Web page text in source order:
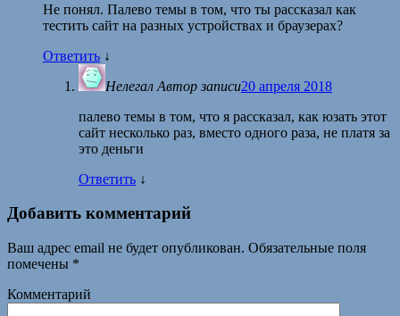
Не понял. Палево темы в том, что ты рассказал как
тестить сайт на разных устройствах и браузерах?
Ответить ↓
Нелегал Автор записи20 апреля 2018
палево темы в том, что я рассказал, как юзать этот
сайт несколько раз, вместо одного раза, не платя за
это деньги
Ответить ↓
Добавить комментарий
Ваш адрес email не будет опубликован. Обязательные поля
помечены *
Комментарий